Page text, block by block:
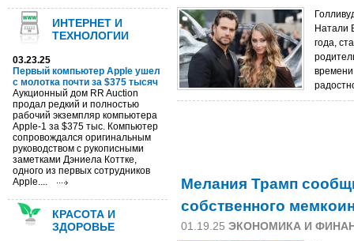
ИНТЕРНЕТ И
ТЕХНОЛОГИИ
03.23.25
Первый компьютер Apple ушел
с молотка почти за $375 тысяч
Аукционный дом RR Auction
продал редкий и полностью
рабочий экземпляр компьютера
Apple-1 за $375 тыс. Компьютер
сопровождался оригинальным
руководством с рукописными
заметками Дэниела Коттке,
одного из первых сотрудников
Apple....
КРАСОТА И
ЗДОРОВЬЕ
Натали
года,
Мелания Трамп
собственного
01.19.25 ЭКОНОМИКА И